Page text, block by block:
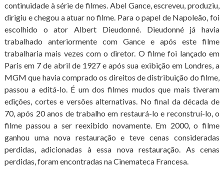
continuidade à série de filmes. Abel Gance, escreveu, produziu,
dirigiu e chegou a atuar no filme. Para o papel de Napoleão, foi
escolhido o ator Albert Dieudonné. Dieudonné já havia
trabalhado anteriormente com Gance e após este filme
trabalharia mais vezes com o diretor. O filme foi lançado em
Paris em 7 de abril de 1927 e após sua exibição em Londres, a
MGM que havia comprado os direitos de distribuição do filme,
passou a editá-lo. É um dos filmes mudos que mais tiveram
edições, cortes e versões alternativas. No final da década de
70, após 20 anos de trabalho em restaurá-lo e reconstruí-lo, o
filme passou a ser reexibido novamente. Em 2000, o filme
ganhou uma nova restauração e teve cenas consideradas
perdidas, adicionadas à essa nova restauração. As cenas
perdidas, foram encontradas na Cinemateca Francesa.